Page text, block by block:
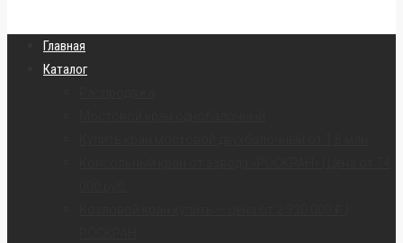
Главная
Каталог